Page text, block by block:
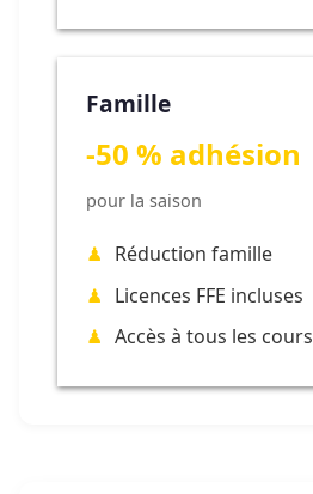
Famille
-50 % adhésion
pour la saison
Réduction famille
Licences FFE incluses
Accès à tous les cours